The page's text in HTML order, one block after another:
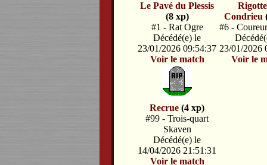
Le Pavé du Plessis
(8 xp)
#1 - Rat Ogre
Décédé(e) le
23/01/2026 09:54:37
Voir le match
Condrieu
#6 -
23/01/2026
Voir le
Recrue (4 xp)
#99 - Trois-quart
Skaven
Décédé(e) le
14/04/2026 21:51:31
Voir le match